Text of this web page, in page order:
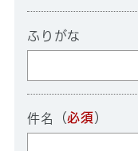
ふりがな
件名 （必須 ）